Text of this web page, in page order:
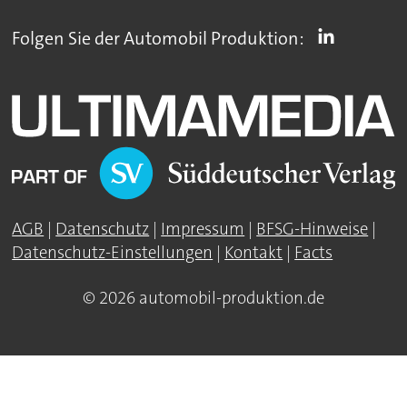
Folgen Sie der Automobil Produktion:
AGB | Datenschutz | Impressum | BFSG-Hinweise |
Datenschutz-Einstellungen | Kontakt | Facts
© 2026 automobil-produktion.de